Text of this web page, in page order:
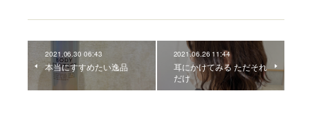
2021.06.30 06:43
本当にすすめたい逸品
2021.06.26 11:44
耳にかけてみる ただそれ
だけ